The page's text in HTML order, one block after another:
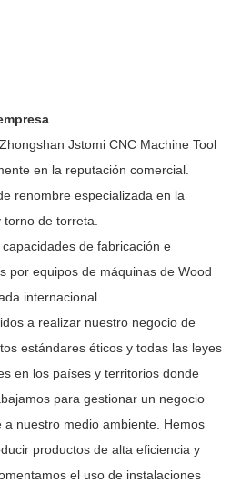
Jstomi CNC Machine Tool
en la reputación comercial.
renombre especializada en la
de torreta.
de fabricación e
por equipos de máquinas de Wood
internacional.
a realizar nuestro negocio de
estándares éticos y todas las leyes
en los países y territorios donde
para gestionar un negocio
a nuestro medio ambiente. Hemos
productos de alta eficiencia y
el uso de instalaciones